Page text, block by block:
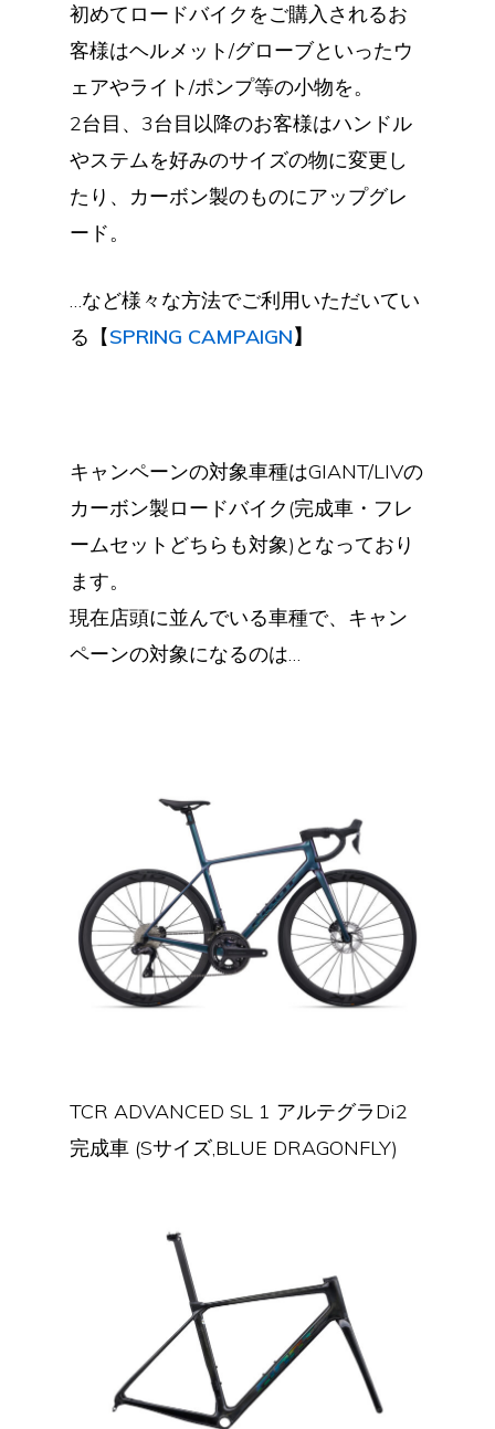
初めてロードバイクをご購入されるお
客様はヘルメット/グローブといったウ
ェアやライト/ポンプ等の小物を。
2台目、3台目以降のお客様はハンドル
やステムを好みのサイズの物に変更し
たり、カーボン製のものにアップグレ
ード。
…など様々な方法でご利用いただいてい
る【SPRING CAMPAIGN】
キャンペーンの対象車種はGIANT/LIVの
カーボン製ロードバイク(完成車・フレ
ームセットどちらも対象)となっており
ます。
現在店頭に並んでいる車種で、キャン
ペーンの対象になるのは…
TCR ADVANCED SL 1 アルテグラDi2
完成車 (Sサイズ,BLUE DRAGONFLY)